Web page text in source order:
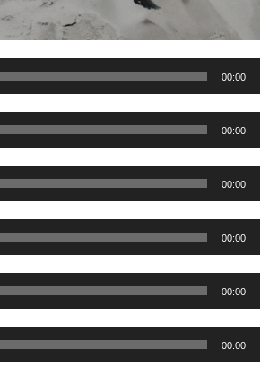
00:00
00:00
00:00
00:00
00:00
00:00